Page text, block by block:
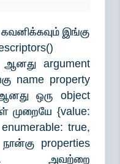
இங்கு
argument
name property
ஒரு object
முறையே {value:
true,
properties
அவற்றை